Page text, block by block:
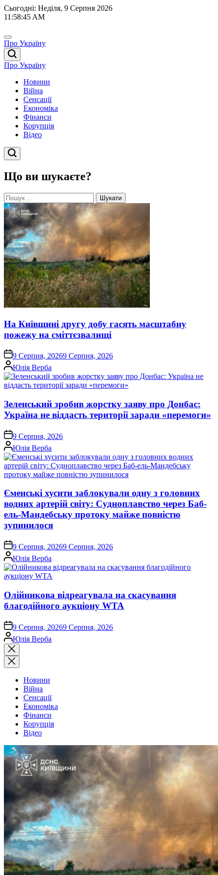
Перейти
до
Сьогодні: Неділя, 9 Серпня 2026
11 :58:45 AM
Про Україну
Про Україну
Новини
Війна
Сенсації
Економіка
Фінанси
Корупція
Відео
Що ви шукаєте?
Пошук:
На Київщині другу добу гасять масштабну
пожежу на сміттєзвалищі
on9 Серпня, 20269 Серпня, 2026
Опубліковано
Юлія Верба
Зеленський зробив жорстку заяву про Донбас:
Україна не віддасть території заради «перемоги»
on9 Серпня, 2026
Опубліковано
Юлія Верба
Єменські хусити заблокували одну з головних
водних артерій світу: Судноплавство через Баб-
ель-Мандебську протоку майже повністю
зупинилося
on9 Серпня, 20269 Серпня, 2026
Опубліковано
Юлія Верба
Олійникова відреагувала на скасування
благодійного аукціону WTA
on9 Серпня, 20269 Серпня, 2026
Опубліковано
Юлія Верба
Закрити
пошук
Новини
Війна
Сенсації
Економіка
Фінанси
Корупція
Відео